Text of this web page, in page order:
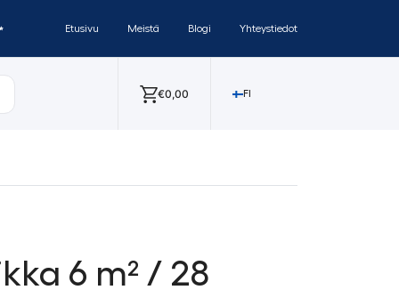
Etusivu Meistä Blogi Yhteystiedot
€0,00 FI
6 m² / 28